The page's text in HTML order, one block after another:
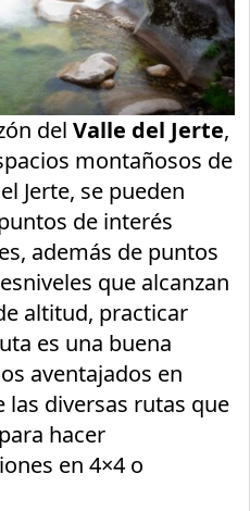
delValle del Jerte,
montañosos de
Jerte, se pueden
de interés
además de puntos
que alcanzan
altitud, practicar
es una buena
aventajados en
las diversas rutas que
hacer
en 4×4 o